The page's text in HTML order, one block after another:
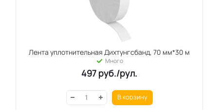
Лента уплотнительная Дихтунгсбанд, 70 мм*30 м
Много
497 руб./рул.
В корзину